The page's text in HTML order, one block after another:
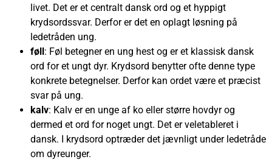
livet. Det er et centralt dansk ord og et hyppigt
krydsordssvar. Derfor er det en oplagt løsning på
ledetråden ung.
føll : Føl betegner en ung hest og er et klassisk dansk
ord for et ungt dyr. Krydsord benytter ofte denne type
konkrete betegnelser. Derfor kan ordet være et præcist
svar på ung.
kalv: Kalv er en unge af ko eller større hovdyr og
dermed et ord for noget ungt. Det er veletableret i
dansk. I krydsord optræder det jævnligt under ledetråde
om dyreunger.